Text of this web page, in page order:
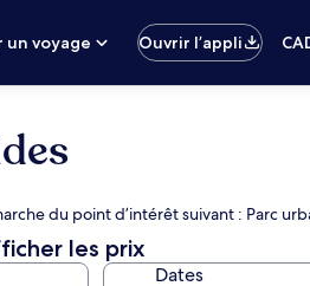
un voyage
Ouvrir l’appli
du point d’intérêt suivant : Parc
les prix
Dates